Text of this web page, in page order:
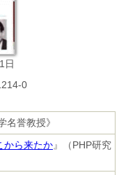
日
0
名誉教授》
から来たか』（PHP研究